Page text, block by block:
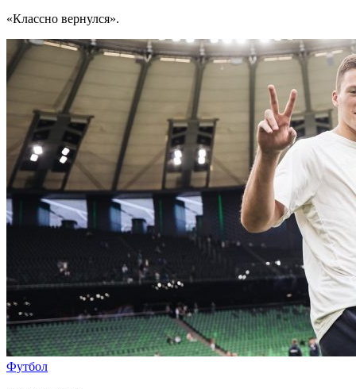
«Классно вернулся».
Футбол